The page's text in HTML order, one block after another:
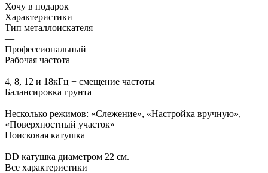
Хочу в подарок
Характеристики
Тип металлоискателя
—
Профессиональный
Рабочая частота
—
4, 8, 12 и 18кГц + смещение частоты
Балансировка грунта
—
Несколько режимов: «Слежение», «Настройка вручную»,
«Поверхностный участок»
Поисковая катушка
—
DD катушка диаметром 22 см.
Все характеристики